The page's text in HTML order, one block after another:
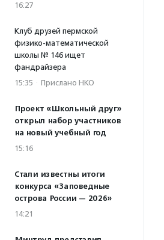
16:27
Клуб друзей пермской
физико-математической
школы № 146 ищет
фандрайзера
15:35 · Прислано НКО
Проект «Школьный друг»
открыл набор участников
на новый учебный год
15:16
Стали известны итоги
конкурса «Заповедные
острова России — 2026»
14:21